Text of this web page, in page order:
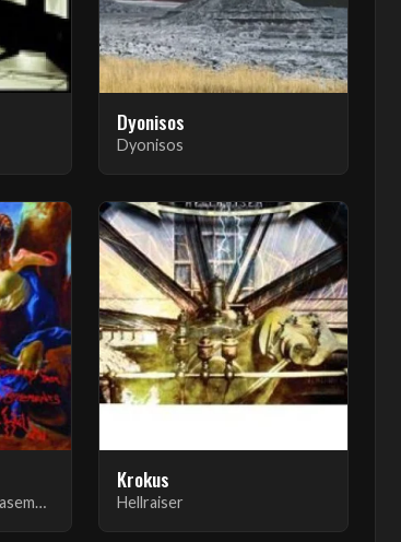
Dyonisos
Dyonisos
Hossannas from The Basements of Hell
Krokus
Hellraiser